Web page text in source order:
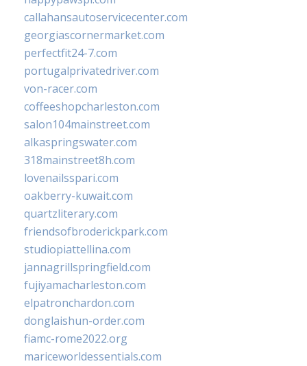
callahansautoservicecenter.com
georgiascornermarket.com
perfectfit24-7.com
portugalprivatedriver.com
von-racer.com
coffeeshopcharleston.com
salon104mainstreet.com
alkaspringswater.com
318mainstreet8h.com
lovenailsspari.com
oakberry-kuwait.com
quartzliterary.com
friendsofbroderickpark.com
studiopiattellina.com
jannagrillspringfield.com
fujiyamacharleston.com
elpatronchardon.com
donglaishun-order.com
fiamc-rome2022.org
mariceworldessentials.com